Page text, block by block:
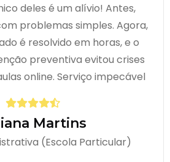
deles é um alívio! Antes,
problemas simples. Agora,
é resolvido em horas, e o
preventiva evitou crises
online. Serviço impecável
Martins
(Escola Particular)